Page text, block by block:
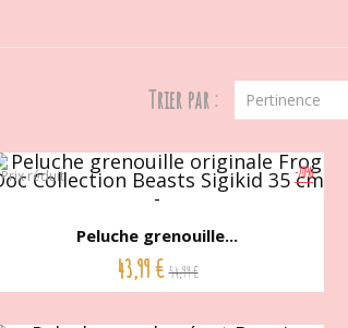
Trier par : Pertinence
-20%
Prix réduit
Peluche grenouille...
43,99 € 54,99 €